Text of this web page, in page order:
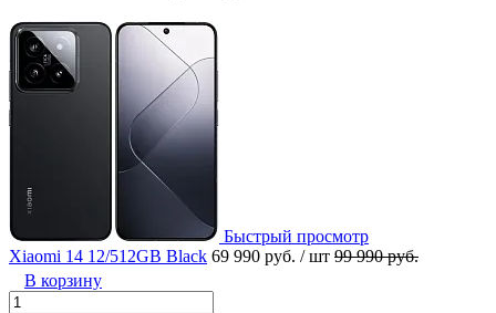
Быстрый просмотр
Xiaomi 14 12/512GB Black 69 990 руб. / шт 99 990 руб.
В корзину